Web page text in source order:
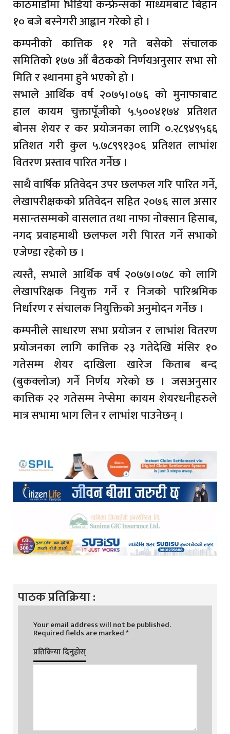
काठमाडौंमा भिडियो कन्फ्रेन्सको माध्यमबाट बिहान
१० बजे बस्नेगरी आह्वान गरेको हो ।
कम्पनीको कात्तिक ११ गते बसेको संचालक
समितिको १७७ औं बैठकको निर्णयअनुसार सभा सो
मिति र स्थानमा हुने भएको हो ।
सभाले आर्थिक वर्ष २०७५।०७६ को मुनाफाबाट
हाल कायम चुक्तापूँजीको ५.५००४१७४ प्रतिशत
बोनस शेयर र कर प्रयोजनका लागि ०.२८९४९५६६
प्रतिशत गरी कुल ५.७८९९१३०६ प्रतिशत लाभांश
वितरण प्रस्ताव पारित गर्नेछ ।
साथै वार्षिक प्रतिवेदन उपर छलफल गरि पारित गर्ने,
लेखापरीक्षकको प्रतिवेदन सहित २०७६ साल असार
मसान्तसम्मको वासलात तथा नाफा नोक्सान हिसाब,
नगद प्रवाहमाथी छलफल गरी पािरत गर्ने सभाको
एजेण्डा रहेको छ ।
त्यस्तै, सभाले आर्थिक वर्ष २०७७।०७८ को लागि
लेखापरिक्षक नियुक्त गर्ने र निजको पारिश्रमिक
निर्धारण र संचालक नियुक्तिको अनुमोदन गर्नेछ ।
कम्पनीले साधारण सभा प्रयोजन र लाभांश वितरण
प्रयोजनका लागि कात्तिक २३ गतेदेखि मंसिर १०
गतेसम्म शेयर दाखिला खारेज किताब बन्द
(बुकक्लोज) गर्ने निर्णय गरेको छ । जसअनुसार
कात्तिक २२ गतेसम्म नेप्सेमा कायम शेयरधनीहरुले
मात्र सभामा भाग लिन र लाभांश पाउनेछन् ।
पाठक प्रतिक्रिया :
Your email address will not be published.
Required fields are marked*
प्रतिक्रिया दिनुहोस्